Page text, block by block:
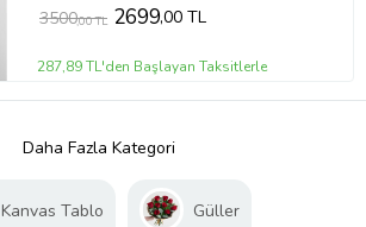
3500,00 TL 2699,00 TL
287,89 TL'den Başlayan Taksitlerle
Daha Fazla Kategori
Kanvas Tablo Güller